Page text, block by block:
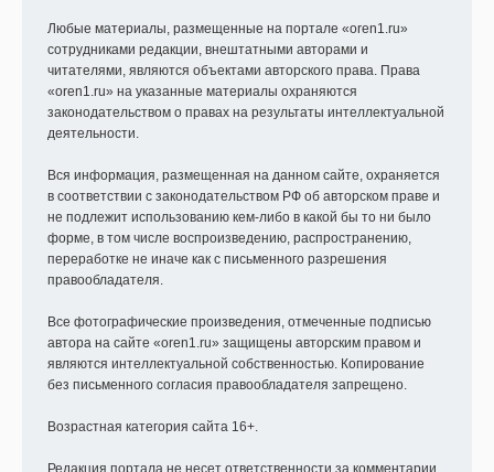
Любые материалы, размещенные на портале «oren1.ru»
сотрудниками редакции, внештатными авторами и
читателями, являются объектами авторского права. Права
«oren1.ru» на указанные материалы охраняются
законодательством о правах на результаты интеллектуальной
деятельности.
Вся информация, размещенная на данном сайте, охраняется
в соответствии с законодательством РФ об авторском праве и
не подлежит использованию кем-либо в какой бы то ни было
форме, в том числе воспроизведению, распространению,
переработке не иначе как с письменного разрешения
правообладателя.
Все фотографические произведения, отмеченные подписью
автора на сайте «oren1.ru» защищены авторским правом и
являются интеллектуальной собственностью. Копирование
без письменного согласия правообладателя запрещено.
Возрастная категория сайта 16+.